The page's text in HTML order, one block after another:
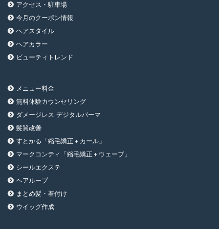
アクセス・駐車場
今月のクーポン情報
ヘアスタイル
ヘアカラー
ビューティトレンド
メニュー料金
無料体験カウンセリング
ダメージレス デジタルパーマ
髪質改善
すとかる「縮毛矯正＋カール」
マークコンティ「縮毛矯正＋ウェーブ」
シールエクステ
ヘアループ
まとめ髪・着付け
ウイッグ作成